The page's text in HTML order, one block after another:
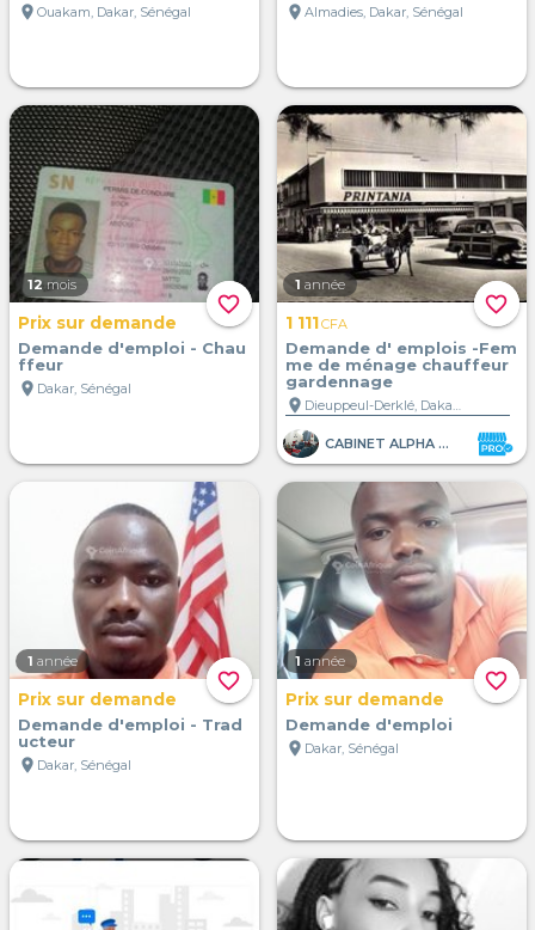
location_on Ouakam, Dakar, Sénégal
location_on Almadies, Dakar, Sénégal
favorite_border
12 mois
Prix sur demande
Demande d'emploi - Chau
ffeur
location_on Dakar, Sénégal
favorite_border
1 année
1 111CFA
Demande d' emplois -Fem
me de ménage chauffeur
gardennage
location_on
Dieuppeul-Derklé, Dakar, Sénégal
CABINET ALPHA et OMEGA i
favorite_border
1 année
Prix sur demande
Demande d'emploi - Trad
ucteur
location_on Dakar, Sénégal
favorite_border
1 année
Prix sur demande
Demande d'emploi
location_on Dakar, Sénégal